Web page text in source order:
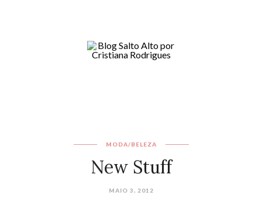
MODA/BELEZA
New Stuff
MAIO 3, 2012